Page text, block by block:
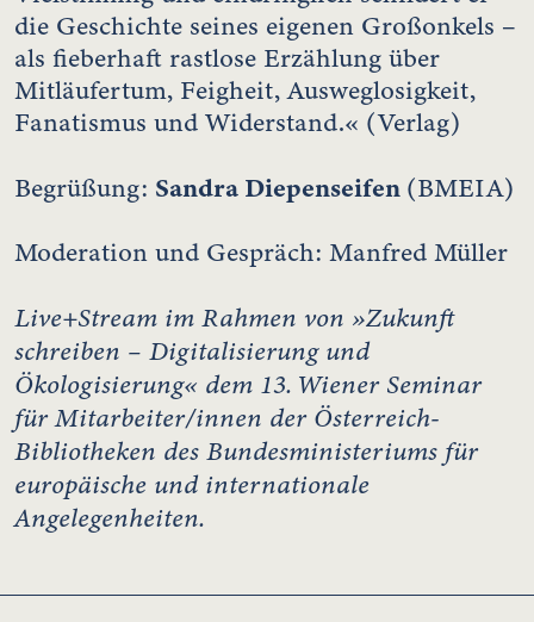
die Geschichte seines eigenen Großonkels –
als fieberhaft rastlose Erzählung über
Mitläufertum, Feigheit, Ausweglosigkeit,
Fanatismus und Widerstand.« (Verlag)
Begrüßung: Sandra Diepenseifen (BMEIA)
Moderation und Gespräch: Manfred Müller
Live+Stream im Rahmen von »Zukunft
schreiben – Digitalisierung und
Ökologisierung« dem 13. Wiener Seminar
für Mitarbeiter/innen der Österreich-
Bibliotheken des Bundesministeriums für
europäische und internationale
Angelegenheiten.